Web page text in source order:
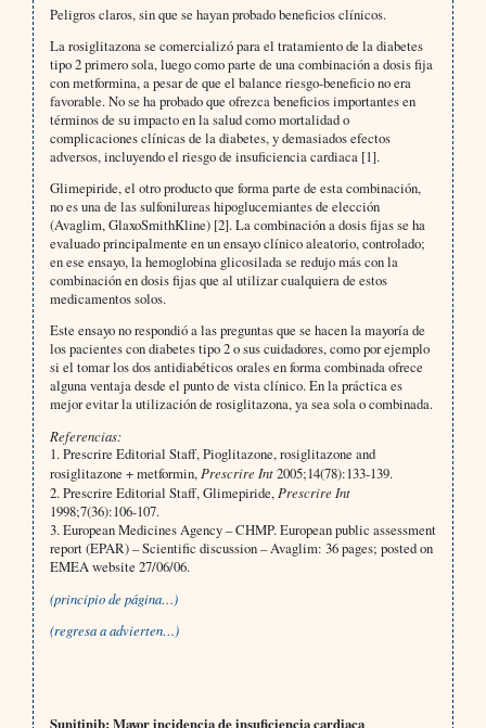
Peligros claros, sin que se hayan probado beneficios clínicos.
La rosiglitazona se comercializó para el tratamiento de la diabetes
tipo 2 primero sola, luego como parte de una combinación a dosis fija
con metformina, a pesar de que el balance riesgo-beneficio no era
favorable. No se ha probado que ofrezca beneficios importantes en
términos de su impacto en la salud como mortalidad o
complicaciones clínicas de la diabetes, y demasiados efectos
adversos, incluyendo el riesgo de insuficiencia cardiaca [1].
Glimepiride, el otro producto que forma parte de esta combinación,
no es una de las sulfonilureas hipoglucemiantes de elección
(Avaglim, GlaxoSmithKline) [2]. La combinación a dosis fijas se ha
evaluado principalmente en un ensayo clínico aleatorio, controlado;
en ese ensayo, la hemoglobina glicosilada se redujo más con la
combinación en dosis fijas que al utilizar cualquiera de estos
medicamentos solos.
Este ensayo no respondió a las preguntas que se hacen la mayoría de
los pacientes con diabetes tipo 2 o sus cuidadores, como por ejemplo
si el tomar los dos antidiabéticos orales en forma combinada ofrece
alguna ventaja desde el punto de vista clínico. En la práctica es
mejor evitar la utilización de rosiglitazona, ya sea sola o combinada.
Referencias:
1. Prescrire Editorial Staff, Pioglitazone, rosiglitazone and
rosiglitazone + metformin, Prescrire Int2005;14(78):133-139.
2. Prescrire Editorial Staff, Glimepiride, Prescrire Int
1998;7(36):106-107.
3. European Medicines Agency – CHMP. European public assessment
report (EPAR) – Scientific discussion – Avaglim: 36 pages; posted on
EMEA website 27/06/06.
(principio de página…)
(regresa a advierten…)
Sunitinib: Mayor incidencia de insuficiencia cardiaca